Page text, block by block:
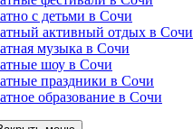
с детьми в Сочи
активный отдых в Сочи
музыка в Сочи
шоу в Сочи
праздники в Сочи
образование в Сочи